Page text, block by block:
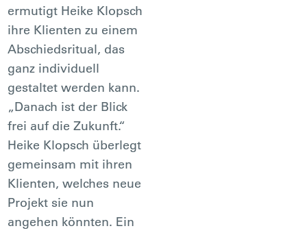
ermutigt Heike Klopsch
ihre Klienten zu einem
Abschiedsritual, das
ganz individuell
gestaltet werden kann.
„Danach ist der Blick
frei auf die Zukunft.“
Heike Klopsch überlegt
gemeinsam mit ihren
Klienten, welches neue
Projekt sie nun
angehen könnten. Ein